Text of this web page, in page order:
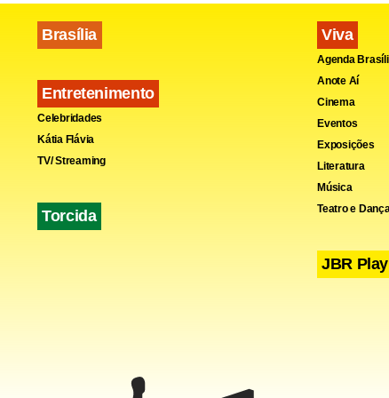
título de
Brasília
Entretenimento
Celebridades
Kátia Flávia
TV/ Streaming
Torcida
Viva
Agenda
Anote Aí
Cinema
Eventos
Exposições
Literatura
Música
Teatro e Dança
JBR Play